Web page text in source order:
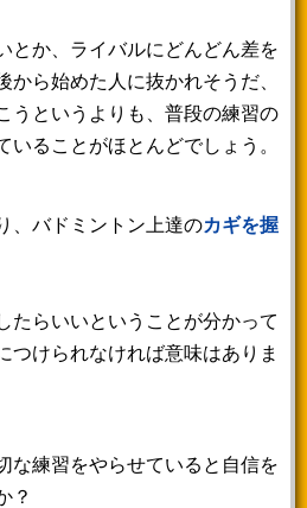
とか、ライバルにどんどん差を
から始めた人に抜かれそうだ、
うというよりも、普段の練習の
いることがほとんどでしょう。
、バドミントン上達のカギを握
たらいいということが分かって
つけられなければ意味はありま
な練習をやらせていると自信を
？